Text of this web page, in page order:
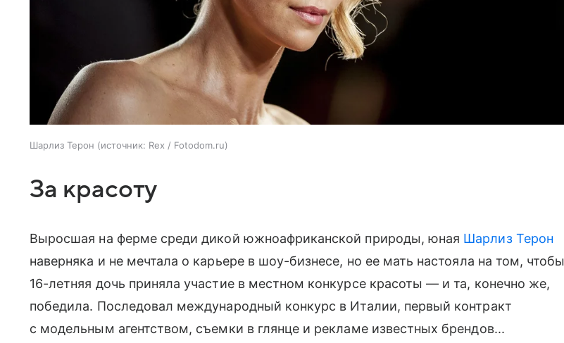
Шарлиз Терон источник: Rex / Fotodom.ru
За красоту
Выросшая на ферме среди дикой южноафриканской природы, юная Шарлиз Терон
наверняка и не мечтала о карьере в шоу-бизнесе, но ее мать настояла на том, чтобы
16-летняя дочь приняла участие в местном конкурсе красоты — и та, конечно же,
победила. Последовал международный конкурс в Италии, первый контракт
с модельным агентством, съемки в глянце и рекламе известных брендов...